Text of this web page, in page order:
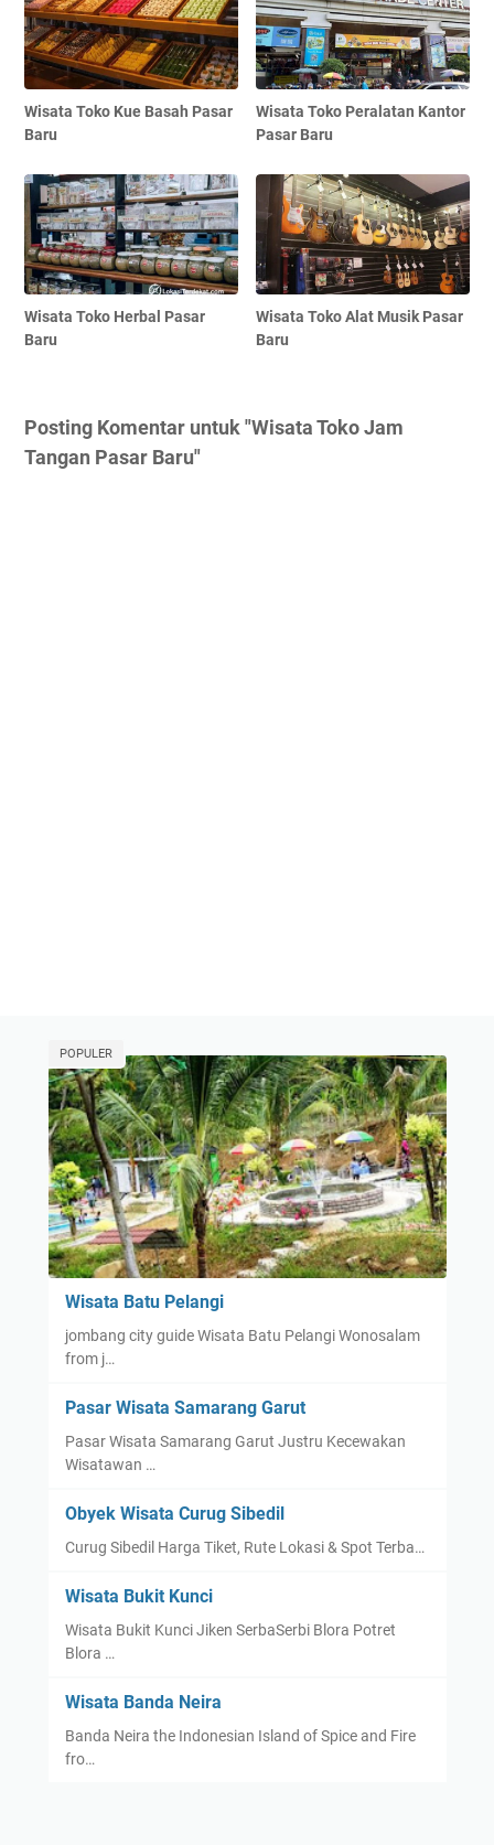
Wisata Toko Kue Basah Pasar
Baru
Wisata Toko Peralatan Kantor
Pasar Baru
Wisata Toko Herbal Pasar
Baru
Wisata Toko Alat Musik Pasar
Baru
Posting Komentar untuk "Wisata Toko Jam
Tangan Pasar Baru"
POPULER
Wisata Batu Pelangi
jombang city guide Wisata Batu Pelangi Wonosalam
from j…
Pasar Wisata Samarang Garut
Pasar Wisata Samarang Garut Justru Kecewakan
Wisatawan …
Obyek Wisata Curug Sibedil
Curug Sibedil Harga Tiket, Rute Lokasi & Spot Terba…
Wisata Bukit Kunci
Wisata Bukit Kunci Jiken SerbaSerbi Blora Potret
Blora …
Wisata Banda Neira
Banda Neira the Indonesian Island of Spice and Fire
fro…